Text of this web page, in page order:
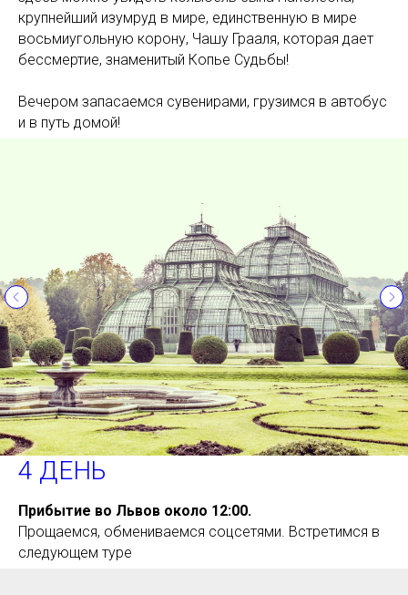
крупнейший изумруд в мире, единственную в мире
восьмиугольную корону, Чашу Грааля, которая дает
бессмертие, знаменитый Копье Судьбы!
Вечером запасаемся сувенирами, грузимся в автобус
и в путь домой!
4 ДЕНЬ
Прибытие во Львов около 12:00.
Прощаемся, обмениваемся соцсетями. Встретимся в
следующем туре